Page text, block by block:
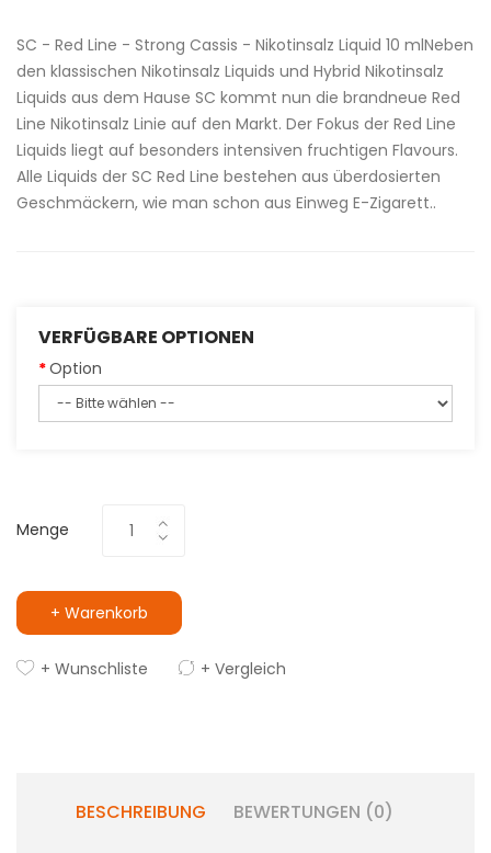
SC - Red Line - Strong Cassis - Nikotinsalz Liquid 10 mlNeben
den klassischen Nikotinsalz Liquids und Hybrid Nikotinsalz
Liquids aus dem Hause SC kommt nun die brandneue Red
Line Nikotinsalz Linie auf den Markt. Der Fokus der Red Line
Liquids liegt auf besonders intensiven fruchtigen Flavours.
Alle Liquids der SC Red Line bestehen aus überdosierten
Geschmäckern, wie man schon aus Einweg E-Zigarett..
VERFÜGBARE OPTIONEN
Option
Menge
+ Warenkorb
+ Wunschliste + Vergleich
BESCHREIBUNG BEWERTUNGEN (0)